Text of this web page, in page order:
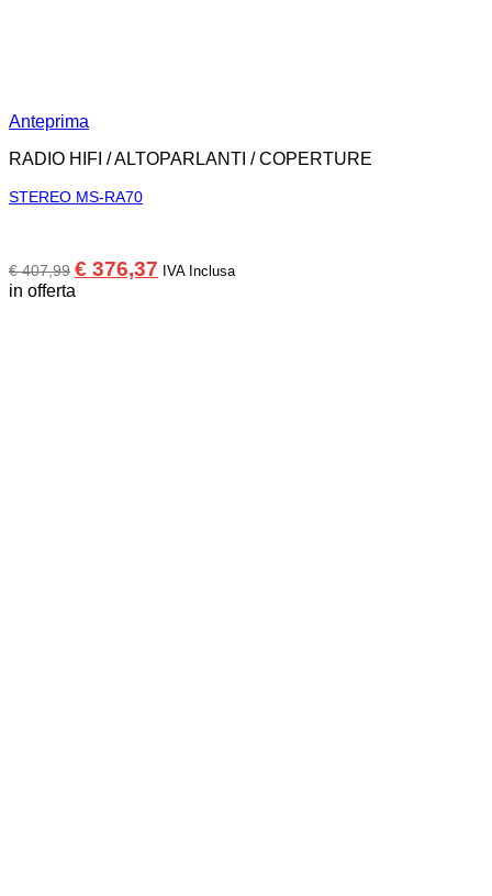
Anteprima
RADIO HIFI / ALTOPARLANTI / COPERTURE
STEREO MS-RA70
€407,99 Il
prezzo
€ 376,37 IlIVA Inclusa
in offerta